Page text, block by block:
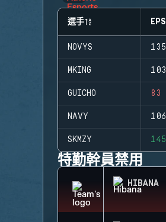
選手 EPS
NOVYS 135
MKING 103
GUICHO 83
NAVY 106
SKMZY 145
特勤幹員禁用
HIBANA